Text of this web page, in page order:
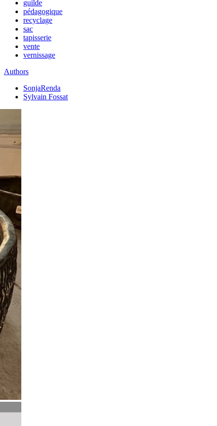
guilde
pédagogique
recyclage
sac
tapisserie
vente
vernissage
Authors
SonjaRenda
Sylvain Fossat